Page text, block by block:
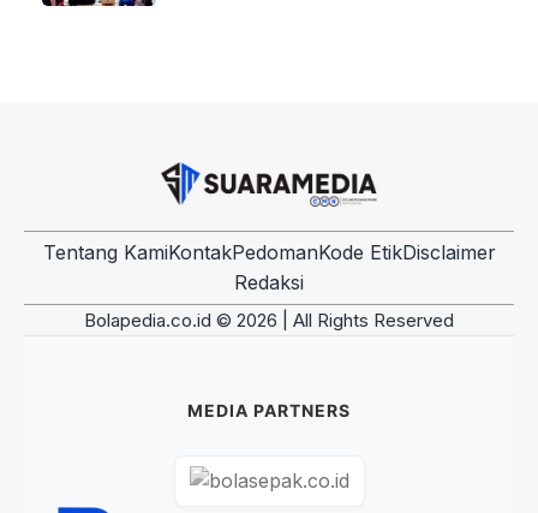
Tentang KamiKontakPedomanKode EtikDisclaimer
Redaksi
Bolapedia.co.id © 2026 | All Rights Reserved
MEDIA PARTNERS